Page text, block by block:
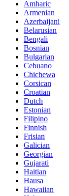
Amharic
Armenian
Azerbaijani
Belarusian
Bengali
Bosnian
Bulgarian
Cebuano
Chichewa
Corsican
Croatian
Dutch
Estonian
Filipino
Finnish
Frisian
Galician
Georgian
Gujarati
Haitian
Hausa
Hawaiian